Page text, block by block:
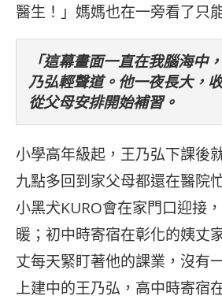
醫生！」媽媽也在一旁看了只
「這幕畫面一直在我腦海中
乃弘輕聲道。他一夜長大，
從父母安排開始補習。
小學高年級起，王乃弘下課後
九點多回到家父母都還在醫院
小黑犬KURO會在家門口迎接
暖；初中時寄宿在彰化的姨丈
丈每天緊盯著他的課業，沒有
上建中的王乃弘，高中時寄宿